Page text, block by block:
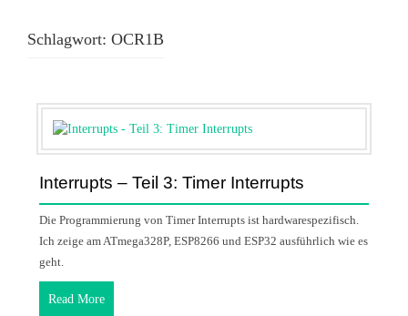
Schlagwort: OCR1B
Interrupts – Teil 3: Timer Interrupts
Die Programmierung von Timer Interrupts ist hardwarespezifisch.
Ich zeige am ATmega328P, ESP8266 und ESP32 ausführlich wie es
geht.
Read More